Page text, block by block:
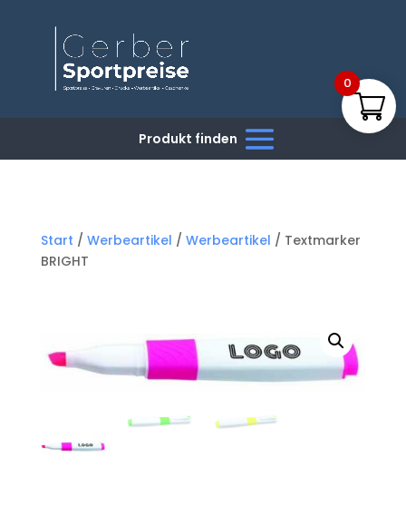
Start / Werbeartikel / Werbeartikel / Textmarker
BRIGHT
0